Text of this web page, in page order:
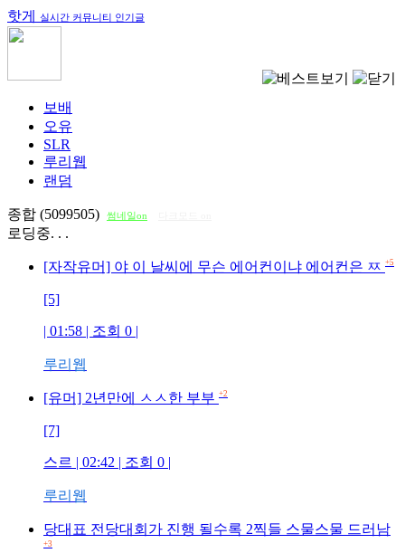
핫게 실시간 커뮤니티 인기글
보배
오유
SLR
루리웹
랜덤
종합 (5099505) 썸네일on
로딩중. . .
[자작유머] 야 이 날씨에 무슨 에어컨이냐 에어컨은 ㅉ +5
[5]
| 01:58 | 조회 0 |
루리웹
[유머] 2년만에 ㅅㅅ한 부부 +2
[7]
스르 | 02:42 | 조회 0 |
루리웹
당대표 전당대회가 진행 될수록 2찍들 스물스물 드러남
+3